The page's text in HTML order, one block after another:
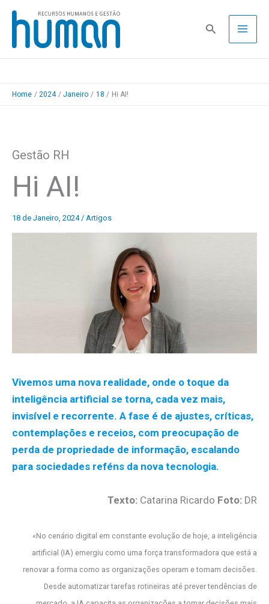
Skip
content
Pesquisa
Home 2024 Janeiro 18 Hi AI!
Gestão RH
Hi AI!
18 de Janeiro, 2024 / Artigos
Vivemos uma nova realidade, onde o toque da
inteligência artificial se torna, cada vez mais,
invisível e recorrente. A fase é de ajustes, críticas,
contemplações e receios, com preocupação de
perda de propriedade de informação, escalando
para sociedades reféns da nova tecnologia.
Texto: Catarina Ricardo Foto: DR
«No cenário digital em constante evolução de hoje, a inteligência
artificial (IA) emergiu como uma força transformadora que está a
renovar a forma como as organizações operam e tomam decisões.
Desde automatizar tarefas rotineiras até prever tendências de